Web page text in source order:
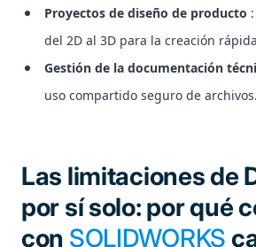
Proyectos de diseño de producto
del 2D al 3D para la creación
Gestión de la documentación
uso compartido seguro de archivos.
Las limitaciones de
por sí solo: por qué
con SOLIDWORKS